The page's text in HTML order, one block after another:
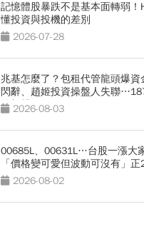
記憶體股暴跌不是基本面轉弱！
懂投資與投機的差別
2026-07-28
兆基怎麼了？包租代管龍頭爆
閃辭、趙姬投資操盤人失聯
最新聲明
2026-08-03
00685L、00631L…台股一漲大
「價格變可愛但波動可沒有」
2026-08-02